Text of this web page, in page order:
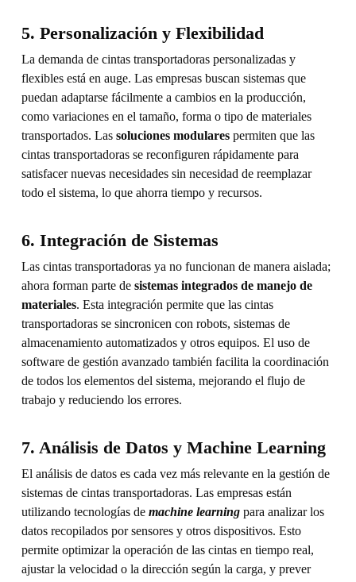
5. Personalización y Flexibilidad
La demanda de cintas transportadoras personalizadas y
flexibles está en auge. Las empresas buscan sistemas que
puedan adaptarse fácilmente a cambios en la producción,
como variaciones en el tamaño, forma o tipo de materiales
transportados. Las soluciones modularespermiten que las
cintas transportadoras se reconfiguren rápidamente para
satisfacer nuevas necesidades sin necesidad de reemplazar
todo el sistema, lo que ahorra tiempo y recursos.
6. Integración de Sistemas
Las cintas transportadoras ya no funcionan de manera aislada;
ahora forman parte de sistemas integrados de manejo de
materiales. Esta integración permite que las cintas
transportadoras se sincronicen con robots, sistemas de
almacenamiento automatizados y otros equipos. El uso de
software de gestión avanzado también facilita la coordinación
de todos los elementos del sistema, mejorando el flujo de
trabajo y reduciendo los errores.
7. Análisis de Datos y Machine Learning
El análisis de datos es cada vez más relevante en la gestión de
sistemas de cintas transportadoras. Las empresas están
utilizando tecnologías de machine learningpara analizar los
datos recopilados por sensores y otros dispositivos. Esto
permite optimizar la operación de las cintas en tiempo real,
ajustar la velocidad o la dirección según la carga, y prever